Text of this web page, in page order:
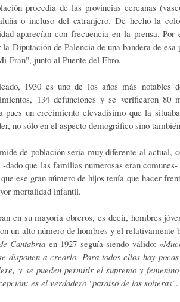
procedía de las provincias cercanas
o incluso del extranjero. De hecho la
aparecían con frecuencia en la prensa.
Diputación de Palencia de una bandera de
Fran", junto al Puente del Ebro.
1930 es uno de los años más notables
134 defunciones y se verificaron 80
pues un crecimiento elevadísimo que la
no sólo en el aspecto demográfico sino
de población sería muy diferente al actual,
dado que las familias numerosas eran
ese gran número de hijos tenía que hacer
mortalidad infantil.
en su mayoría obreros, es decir, hombres
un alto número de hombres y el
Cantabria en 1927 seguía siendo válido: «
disponen a crearlo. Para todos ellos hay
y se pueden permitir el supremo y
es el verdadero "paraíso de las solteras".